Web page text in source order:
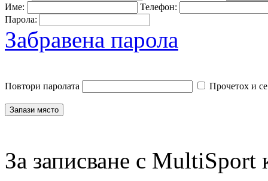
Име:
Телефон:
Парола:
Забравена парола
Повтори паролата Прочетох и
За записване с MultiSport